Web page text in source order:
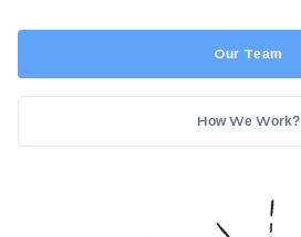
Our Team
How We Work?